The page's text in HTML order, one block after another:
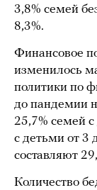
3,8% семей
8,3%.
Финансовое
изменилось
политики по
до пандемии
25,7% семей
с детьми от 3
составляют
Количество